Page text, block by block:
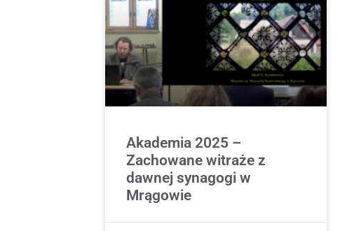
Akademia 2025 –
Zachowane witraże z
dawnej synagogi w
Mrągowie